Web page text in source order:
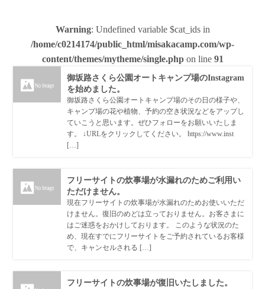
Warning: Undefined variable $cat_ids in
/home/c0214174/public_html/misakacamp.com/wp-
content/themes/mytheme/single.phpon line 91
御坂路さくら公園オートキャンプ場のInstagram
を始めました。
御坂路さくら公園オートキャンプ場のその日の様子や、
キャンプ場の花や植物、予約の空き状況などをアップし
ていこうと思います。ぜひフォローをお願いいたしま
す。 ↓URLをクリックしてください。 https://www.inst
[…]
フリーサイトの炊事場が水漏れのためご利用い
ただけません。
現在フリーサイトの炊事場が水漏れのためお使いいただ
けません。復旧のめどは立っておりません。お客さまに
はご迷惑をおかけしております。 このような状況のた
め、現在すでにフリーサイトをご予約されているお客様
で、キャンセルされる […]
フリーサイトの炊事場が復旧いたしました。